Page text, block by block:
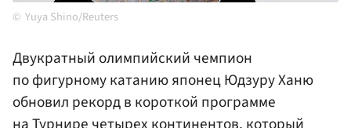
Yuya Shino/Reuters
Двукратный олимпийский чемпион
по фигурному катанию японец Юдзуру Ханю
обновил рекорд в короткой программе